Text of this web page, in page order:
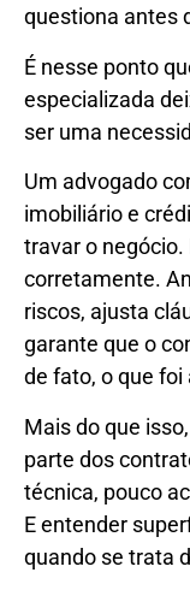
questiona antes
É nesse ponto
especializada
ser uma
Um advogado
imobiliário e
travar o
corretamente.
riscos, ajusta
garante que o
de fato, o que foi
Mais do que
parte dos
técnica, pouco
E entender
quando se trata